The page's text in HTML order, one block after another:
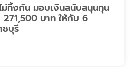
ทิ้งกัน มอบเงินสนับสนุนทุน
บาท ให้กับ 6
ชบุรี